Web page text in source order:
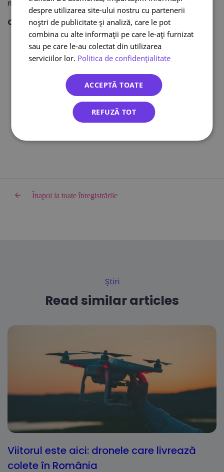
rugăm săne contactațidacă aveți întrebări suplimentare.
Citește și:
Curier international
Curier online
DPD curier
Cargus Ship & Go
Integrari eCommerce
Lockere FANbox
Transport bicicleta curier
Înapoi la toate înregistrările
Știri
Read similar articles
Viitorul este aici: dronele care livrează
colete în România
despre utilizarea site-ului nostru cu partenerii
noștri de publicitate și analiză, care le pot
combina cu alte informații pe care le-ați furnizat
sau pe care le-au colectat din utilizarea
serviciilor lor. Politica de confidențialitate
ACCEPTĂ TOATE
REFUZĂ TOT